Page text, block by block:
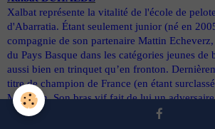
Xalbat représente la vitalité de l'école de
d'Abarratia. Étant seulement junior (né en
compagnie de son partenaire Mattin
du Pays Basque dans les catégories jeunes de
aussi bien en trinquet qu’en fronton.
titre de champion de France (en étant
Martinon. Son bras vif fait de lui un
bien pour ses buts acérés que pour des